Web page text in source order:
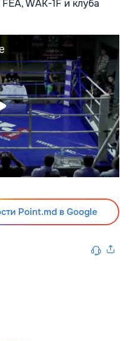
WAK-1F и клуба
Point.md в Google